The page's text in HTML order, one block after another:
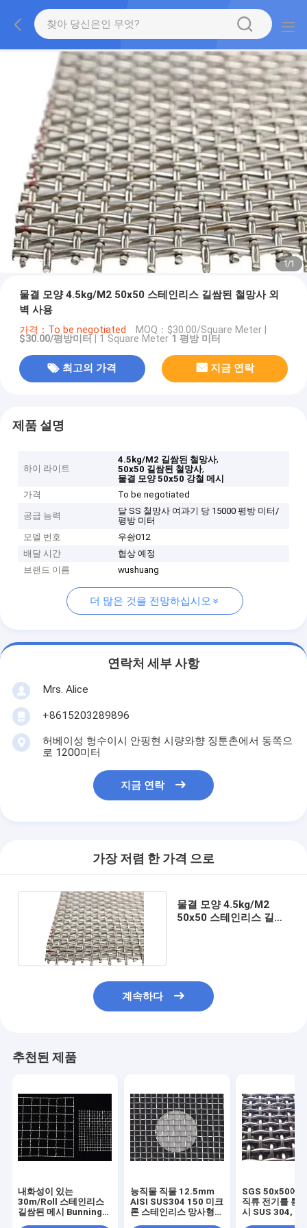
1/1
물결 모양 4.5kg/M2 50x50 스테인리스 길쌈된 철망사 외
벽 사용
가격：To be negotiated MOQ： $30.00/Square Meter |
$30.00/평방미터 | 1 Square Meter 1 평방 미터
최고의 가격 지금 연락
제품 설명
하이 라이트
4.5kg/M2 길쌈된 철망사,
50x50 길쌈된 철망사,
물결 모양 50x50 강철 메시
가격
To be negotiated
공급 능력
달 SS 철망사 여과기 당 15000 평방 미터/
평방 미터
모델 번호
우솽012
배달 시간
협상 예정
브랜드 이름
wushuang
더 많은 것을 전망하십시오
연락처 세부 사항
Mrs. Alice
+8615203289896
허베이성 헝수이시 안핑현 시량와향 징툰촌에서 동쪽으
로 1200미터
지금 연락
가장 저렴 한 가격 으로
물결 모양 4.5kg/M2
50x50 스테인리스 길쌈
계속하다
추천된 제품
내화성이 있는
30m/Roll 스테인리스
길쌈된 메시 Bunnings
능직물 직물 12.5mm
AISI SUS304 150 미크
론 스테인리스 망사형
SGS 50x50에
직류 전기를 통
시 SUS 304,